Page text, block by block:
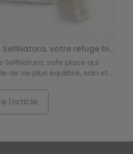
Bienvenue sur le blog SelfNatura, votre refuge bien-être au naturel
SelfNatura, safe place qui
l'article